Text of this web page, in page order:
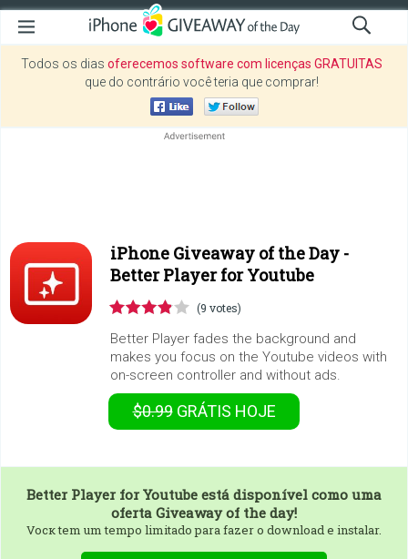
Todos os dias oferecemos software com licenças GRATUITAS
que do contrário você teria que comprar!
iPhone Giveaway of the Day -
Better Player for Youtube
(9 votes)
Better Player fades the background and
makes you focus on the Youtube videos with
on-screen controller and without ads.
$0.99 GRÁTIS HOJE
Better Player for Youtube está disponível como uma
oferta Giveaway of the day!
Vocк tem um tempo limitado para fazer o download e instalar.